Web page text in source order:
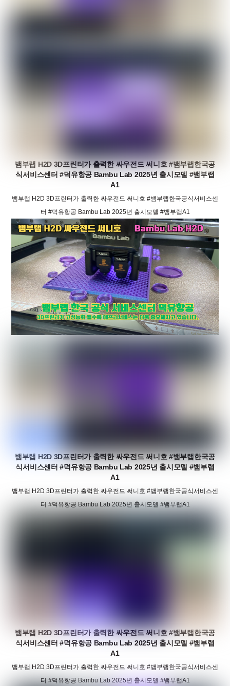
뱀부랩 H2D 3D프린터가 출력한 싸우전드 써니호 #뱀부랩한국공
식서비스센터 #덕유항공 Bambu Lab 2025년 출시모델 #뱀부랩
A1
뱀부랩 H2D 3D프린터가 출력한 싸우전드 써니호 #뱀부랩한국공식서비스센
터 #덕유항공 Bambu Lab 2025년 출시모델 #뱀부랩A1
뱀부랩 H2D 3D프린터가 출력한 싸우전드 써니호 #뱀부랩한국공
식서비스센터 #덕유항공 Bambu Lab 2025년 출시모델 #뱀부랩
A1
뱀부랩 H2D 3D프린터가 출력한 싸우전드 써니호 #뱀부랩한국공식서비스센
터 #덕유항공 Bambu Lab 2025년 출시모델 #뱀부랩A1
뱀부랩 H2D 3D프린터가 출력한 싸우전드 써니호 #뱀부랩한국공
식서비스센터 #덕유항공 Bambu Lab 2025년 출시모델 #뱀부랩
A1
뱀부랩 H2D 3D프린터가 출력한 싸우전드 써니호 #뱀부랩한국공식서비스센
터 #덕유항공 Bambu Lab 2025년 출시모델 #뱀부랩A1